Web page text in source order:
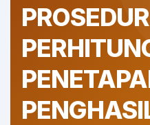
PROSEDUR